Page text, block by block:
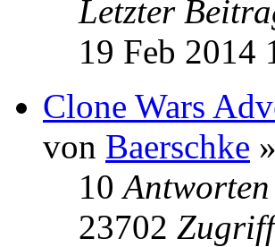
Letzter
19 Feb 2014
Clone Wars
von Baerschke
10Antworten
23702